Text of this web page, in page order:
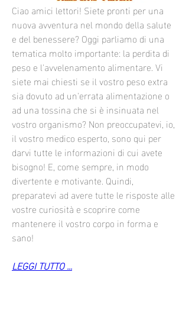
Ciao amici lettori! Siete pronti per una
nuova avventura nel mondo della salute
e del benessere? Oggi parliamo di una
tematica molto importante: la perdita di
peso e l'avvelenamento alimentare. Vi
siete mai chiesti se il vostro peso extra
sia dovuto ad un'errata alimentazione o
ad una tossina che si è insinuata nel
vostro organismo? Non preoccupatevi, io,
il vostro medico esperto, sono qui per
darvi tutte le informazioni di cui avete
bisogno! E, come sempre, in modo
divertente e motivante. Quindi,
preparatevi ad avere tutte le risposte alle
vostre curiosità e scoprire come
mantenere il vostro corpo in forma e
sano!
LEGGI TUTTO ...